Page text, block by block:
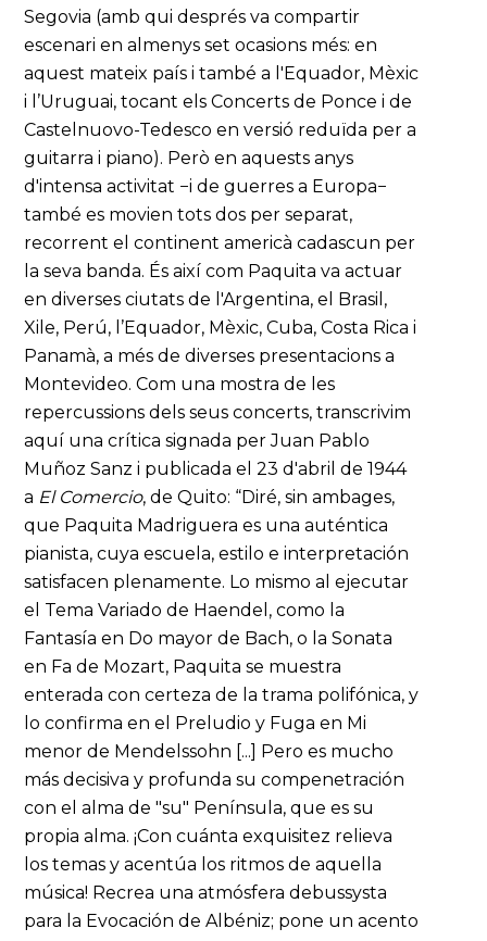
Segovia (amb qui després va compartir
escenari en almenys set ocasions més: en
aquest mateix país i també a l'Equador, Mèxic
i l’Uruguai, tocant els Concerts de Ponce i de
Castelnuovo-Tedesco en versió reduïda per a
guitarra i piano). Però en aquests anys
d'intensa activitat −i de guerres a Europa−
també es movien tots dos per separat,
recorrent el continent americà cadascun per
la seva banda. És així com Paquita va actuar
en diverses ciutats de l'Argentina, el Brasil,
Xile, Perú, l’Equador, Mèxic, Cuba, Costa Rica i
Panamà, a més de diverses presentacions a
Montevideo. Com una mostra de les
repercussions dels seus concerts, transcrivim
aquí una crítica signada per Juan Pablo
Muñoz Sanz i publicada el 23 d'abril de 1944
a El Comercio, de Quito: “Diré, sin ambages,
que Paquita Madriguera es una auténtica
pianista, cuya escuela, estilo e interpretación
satisfacen plenamente. Lo mismo al ejecutar
el Tema Variado de Haendel, como la
Fantasía en Do mayor de Bach, o la Sonata
en Fa de Mozart, Paquita se muestra
enterada con certeza de la trama polifónica, y
lo confirma en el Preludio y Fuga en Mi
menor de Mendelssohn [...] Pero es mucho
más decisiva y profunda su compenetración
con el alma de "su" Península, que es su
propia alma. ¡Con cuánta exquisitez relieva
los temas y acentúa los ritmos de aquella
música! Recrea una atmósfera debussysta
para la Evocación de Albéniz; pone un acento